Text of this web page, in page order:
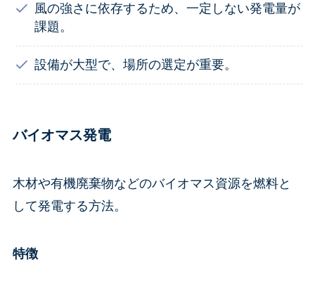
風の強さに依存するため、一定しない発電量が
課題。
設備が大型で、場所の選定が重要。
バイオマス発電
木材や有機廃棄物などのバイオマス資源を燃料と
して発電する方法。
特徴